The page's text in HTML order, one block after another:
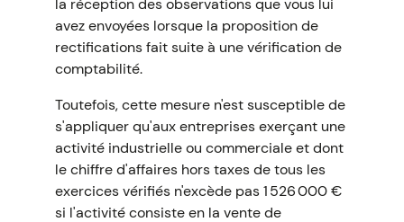
la réception des observations que vous lui
avez envoyées lorsque la proposition de
rectifications fait suite à une vérification de
comptabilité.
Toutefois, cette mesure n'est susceptible de
s'appliquer qu'aux entreprises exerçant une
activité industrielle ou commerciale et dont
le chiffre d'affaires hors taxes de tous les
exercices vérifiés n'excède pas 1 526 000 €
si l'activité consiste en la vente de